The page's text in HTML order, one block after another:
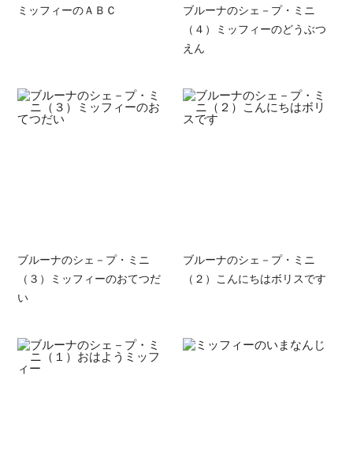
ミッフィーのＡＢＣ
ブルーナのシェ－プ・ミニ
（４）ミッフィーのどうぶつ
えん
ブルーナのシェ－プ・ミニ
（３）ミッフィーのおてつだ
い
ブルーナのシェ－プ・ミニ
（２）こんにちはボリスです